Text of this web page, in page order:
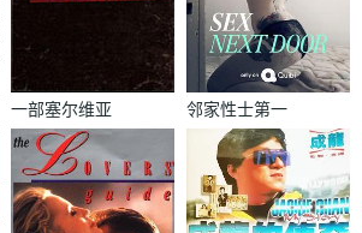
一部塞尔维亚
纪录片
邻家性士第一